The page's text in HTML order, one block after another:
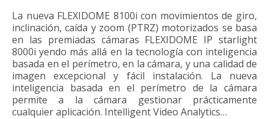
La nueva FLEXIDOME 8100i con movimientos de giro,
inclinación, caída y zoom (PTRZ) motorizados se basa
en las premiadas cámaras FLEXIDOME IP starlight
8000i yendo más allá en la tecnología con inteligencia
basada en el perímetro, en la cámara, y una calidad de
imagen excepcional y fácil instalación. La nueva
inteligencia basada en el perímetro de la cámara
permite a la cámara gestionar prácticamente
cualquier aplicación. Intelligent Video Analytics…